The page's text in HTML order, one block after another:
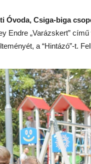
Óvoda, Csiga-biga
Endre „Varázskert”
a “Hintázó”-t.